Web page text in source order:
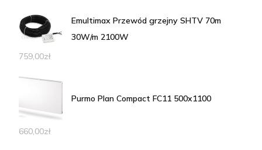
Emultimax Przewód grzejny SHTV 70m
30W/m 2100W
759,00zł
Purmo Plan Compact FC11 500x1100
660,00zł